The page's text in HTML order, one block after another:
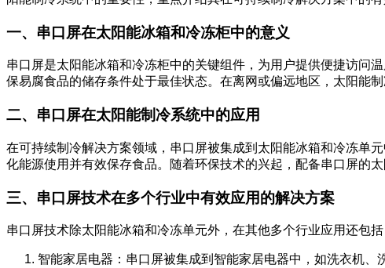
一、串口屏在太阳能冰箱和冷冻柜中的意义
串口屏是太阳能冰箱和冷冻柜中的关键组件，为用户提供便捷访问
保易腐食品的储存条件处于最佳状态。在离网或偏远地区，太阳能
二、串口屏在太阳能制冷系统中的应用
在可持续制冷解决方案领域，串口屏被集成到太阳能冰箱和冷冻单
化能源使用并有效保存食品。随着环保技术的兴起，配备串口屏的
三、串口屏技术在多个行业中有效应用的解决方案
串口屏技术除太阳能冰箱和冷冻单元外，在其他多个行业应用还包括
智能家居电器：串口屏被集成到智能家居电器中，如洗衣机